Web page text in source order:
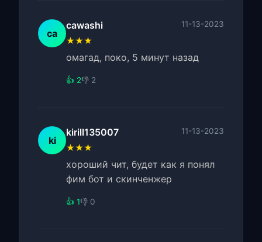
ca
cawashi 11-13-2023
★★★
омагад, поко, 5 минут назад
👍 2👎 2
ki
kirill135007 11-13-2023
★★★
хороший чит, будет как я понял
фим бот и скинченжер
👍 1👎 0